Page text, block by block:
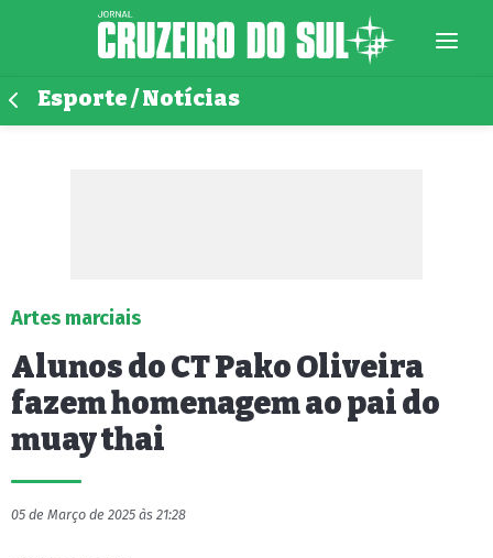
Esporte / Notícias
Artes marciais
Alunos do CT Pako Oliveira
fazem homenagem ao pai do
muay thai
05 de Março de 2025 às 21:28